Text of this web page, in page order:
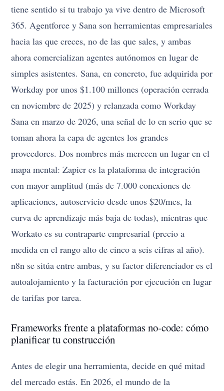
tiene sentido si tu trabajo ya vive dentro de Microsoft
365. Agentforce y Sana son herramientas empresariales
hacia las que creces, no de las que sales, y ambas
ahora comercializan agentes autónomos en lugar de
simples asistentes. Sana, en concreto, fue adquirida por
Workday por unos $1.100 millones (operación cerrada
en noviembre de 2025) y relanzada como Workday
Sana en marzo de 2026, una señal de lo en serio que se
toman ahora la capa de agentes los grandes
proveedores. Dos nombres más merecen un lugar en el
mapa mental: Zapier es la plataforma de integración
con mayor amplitud (más de 7.000 conexiones de
aplicaciones, autoservicio desde unos $20/mes, la
curva de aprendizaje más baja de todas), mientras que
Workato es su contraparte empresarial (precio a
medida en el rango alto de cinco a seis cifras al año).
n8n se sitúa entre ambas, y su factor diferenciador es el
autoalojamiento y la facturación por ejecución en lugar
de tarifas por tarea.
Frameworks frente a plataformas no-code: cómo
planificar tu construcción
Antes de elegir una herramienta, decide en qué mitad
del mercado estás. En 2026, el mundo de la